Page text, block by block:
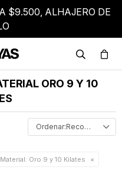
$9.500, ALHAJERO DE
ORO 9 Y 10
Recomendados
Material: Oro 9 y 10 Kilates